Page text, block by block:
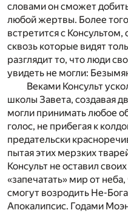
словами он сможет
любой жертвы. Более
встретится с
сквозь которые видят
разглядит то, что люди
увидеть не могли:
Веками Консульт
школы Завета, создавая
могли принимать любое
голос, не прибегая к
предательски
пытая этих мерзких
Консульт не оставил
«запечатать» мир от
смогут возродить Не-
Апокалипсис. Годами